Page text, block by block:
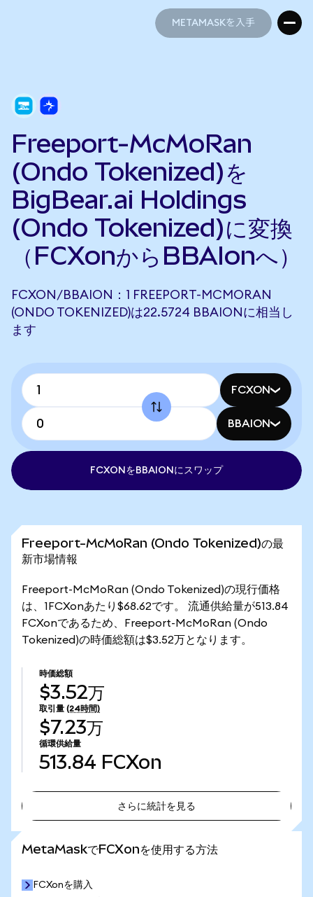
METAMASKを入手
Freeport-McMoRan
(Ondo Tokenized)を
BigBear.ai Holdings
(Ondo Tokenized)に変換
（FCXonからBBAIonへ）
FCXON/BBAION：1 FREEPORT-MCMORAN
(ONDO TOKENIZED)は22.5724 BBAIONに相当し
ます
FCXON
BBAION
FCXONをBBAIONにスワップ
Freeport-McMoRan (Ondo Tokenized)の最
新市場情報
Freeport-McMoRan (Ondo Tokenized)の現行価格
は、1FCXonあたり$68.62です。 流通供給量が513.84
FCXonであるため、Freeport-McMoRan (Ondo
Tokenized)の時価総額は$3.52万となります。
時価総額
$3.52万
取引量 (24時間)
$7.23万
循環供給量
513.84 FCXon
さらに統計を見る
MetaMaskでFCXonを使用する方法
FCXonを購入